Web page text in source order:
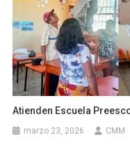
Atienden Escuela
marzo 23, 2026 CMM